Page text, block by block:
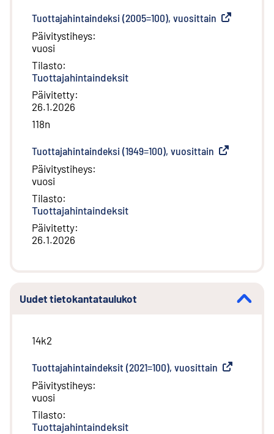
Tuottajahintaindeksi (2005=100), vuosittain Ulkoinen
Päivitystiheys:
vuosi
Tilasto:
Tuottajahintaindeksit
Päivitetty:
26.1.2026
118n
Tuottajahintaindeksi (1949=100), vuosittain Ulkoinen
Päivitystiheys:
vuosi
Tilasto:
Tuottajahintaindeksit
Päivitetty:
26.1.2026
Uudet tietokantataulukot
14k2
Tuottajahintaindeksit (2021=100), vuosittain Ulkoinen
Päivitystiheys:
vuosi
Tilasto:
Tuottajahintaindeksit